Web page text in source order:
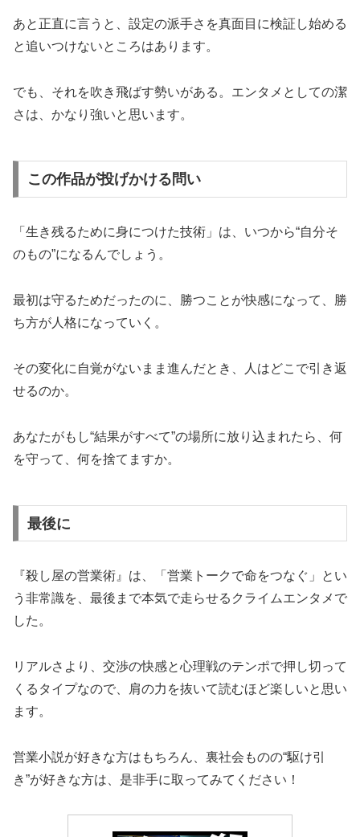
あと正直に言うと、設定の派手さを真面目に検証し始める
と追いつけないところはあります。
でも、それを吹き飛ばす勢いがある。エンタメとしての潔
さは、かなり強いと思います。
この作品が投げかける問い
「生き残るために身につけた技術」は、いつから“自分そ
のもの”になるんでしょう。
最初は守るためだったのに、勝つことが快感になって、勝
ち方が人格になっていく。
その変化に自覚がないまま進んだとき、人はどこで引き返
せるのか。
あなたがもし“結果がすべて”の場所に放り込まれたら、何
を守って、何を捨てますか。
最後に
『殺し屋の営業術』は、「営業トークで命をつなぐ」とい
う非常識を、最後まで本気で走らせるクライムエンタメで
した。
リアルさより、交渉の快感と心理戦のテンポで押し切って
くるタイプなので、肩の力を抜いて読むほど楽しいと思い
ます。
営業小説が好きな方はもちろん、裏社会ものの“駆け引
き”が好きな方は、是非手に取ってみてください！